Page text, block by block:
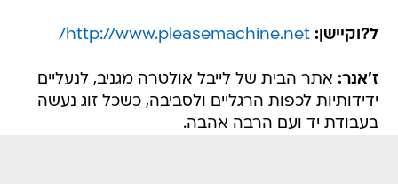
ל?וקיישן: http://www.pleasemachine.net/
ז'אנר: אתר הבית של לייבל אולטרה מגניב, לנעליים
ידידותיות לכפות הרגליים ולסביבה, כשכל זוג נעשה
בעבודת יד ועם הרבה אהבה.